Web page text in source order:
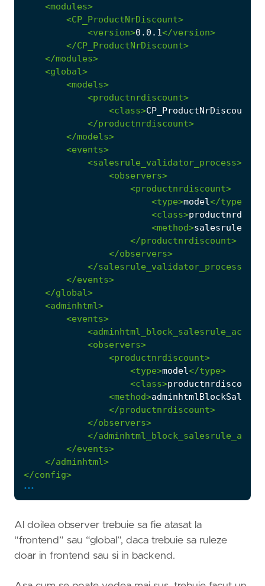
<modules>
<CP_ProductNrDiscount>
<version>0.0.1</version>
</CP_ProductNrDiscount>
</modules>
<global>
<models>
<productnrdiscount>
<class>
</productnrdiscount>
</models>
<events>
<salesrule_validator_process>
<observers>
<productnrdiscount>
<type>model</type>
<class>
<method>
</productnrdiscount>
</observers>
</salesrule_validator_process>
</events>
</global>
<adminhtml>
<events>
<observers>
<productnrdiscount>
<type>model</type>
<class>productnrdiscount/
<method>
</productnrdiscount>
</observers>
</
</events>
</adminhtml>
</config>
...
Al doilea observer trebuie sa fie atasat la
“frontend” sau “global”, daca trebuie sa ruleze
doar in frontend sau si in backend.